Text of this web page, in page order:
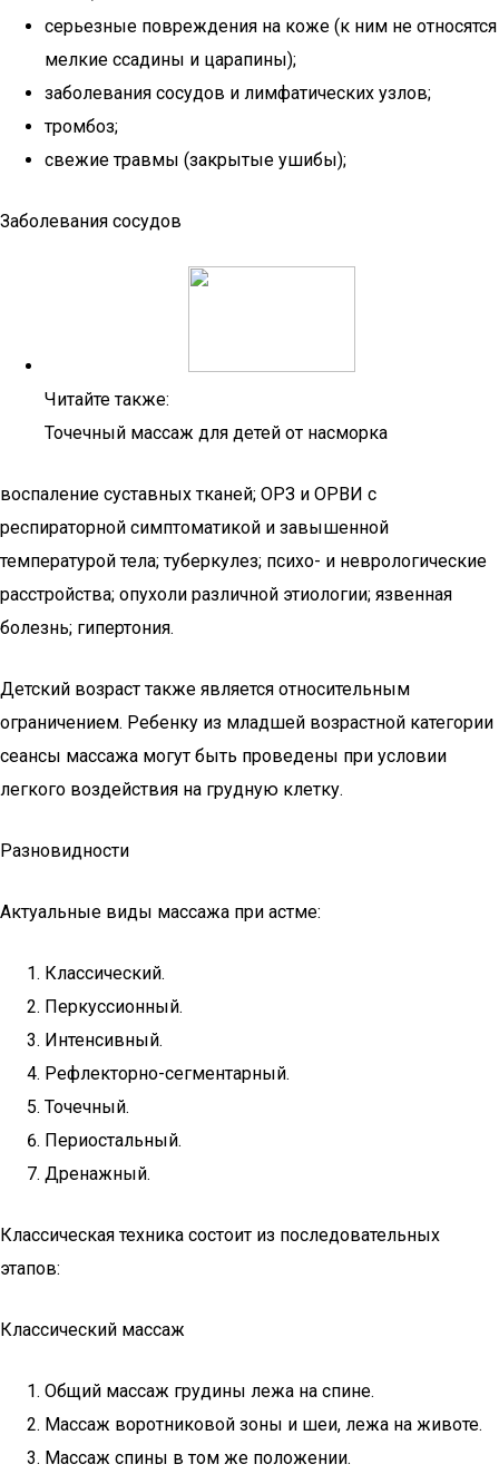
серьезные повреждения на коже (к ним не относятся
мелкие ссадины и царапины);
заболевания сосудов и лимфатических узлов;
тромбоз;
свежие травмы (закрытые ушибы);
Заболевания сосудов
Читайте также:
Точечный массаж для детей от насморка
воспаление суставных тканей; ОРЗ и ОРВИ с
респираторной симптоматикой и завышенной
температурой тела; туберкулез; психо- и неврологические
расстройства; опухоли различной этиологии; язвенная
болезнь; гипертония.
Детский возраст также является относительным
ограничением. Ребенку из младшей возрастной категории
сеансы массажа могут быть проведены при условии
легкого воздействия на грудную клетку.
Разновидности
Актуальные виды массажа при астме:
Классический.
Перкуссионный.
Интенсивный.
Рефлекторно-сегментарный.
Точечный.
Периостальный.
Дренажный.
Классическая техника состоит из последовательных
этапов:
Классический массаж
Общий массаж грудины лежа на спине.
Массаж воротниковой зоны и шеи, лежа на животе.
Массаж спины в том же положении.